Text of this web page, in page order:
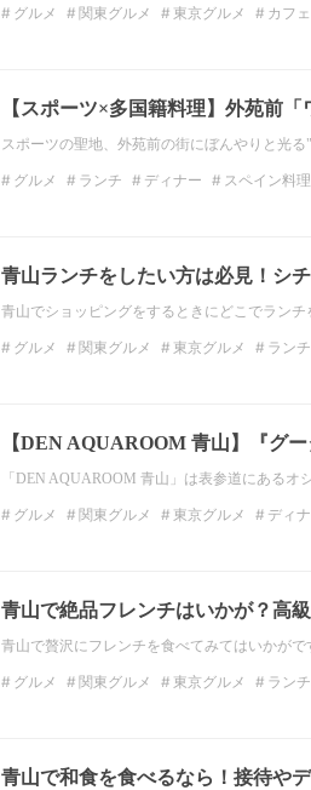
グルメ 関東グルメ 東京グルメ カフェ
【スポーツ×多国籍料理】外苑前
スポーツの聖地、外苑前の街にぼんやりと光
グルメ ランチ ディナー スペイン料理
青山ランチをしたい方は必見！シ
青山でショッピングをするときにどこでラン
グルメ 関東グルメ 東京グルメ ランチ
【DEN AQUAROOM 青山】『グ
「DEN AQUAROOM 青山」は表参道にある
グルメ 関東グルメ 東京グルメ ディ
青山で絶品フレンチはいかが？高
青山で贅沢にフレンチを食べてみてはいかが
グルメ 関東グルメ 東京グルメ ランチ
青山で和食を食べるなら！接待や